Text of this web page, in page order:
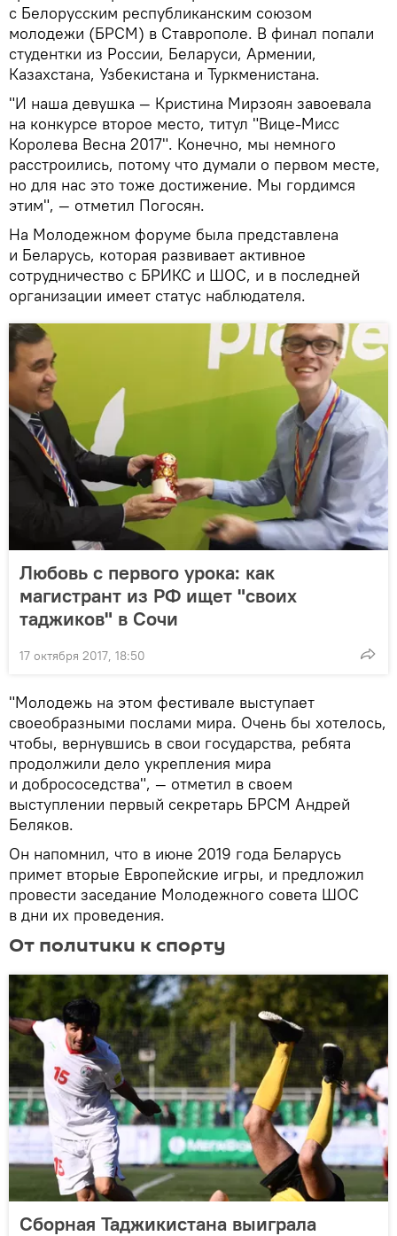
с Белорусским республиканским союзом
молодежи (БРСМ) в Ставрополе. В финал попали
студентки из России, Беларуси, Армении,
Казахстана, Узбекистана и Туркменистана.
"И наша девушка — Кристина Мирзоян завоевала
на конкурсе второе место, титул "Вице-Мисс
Королева Весна 2017". Конечно, мы немного
расстроились, потому что думали о первом месте,
но для нас это тоже достижение. Мы гордимся
этим", — отметил Погосян.
На Молодежном форуме была представлена
и Беларусь, которая развивает активное
сотрудничество с БРИКС и ШОС, и в последней
организации имеет статус наблюдателя.
Любовь с первого урока: как
магистрант из РФ ищет "своих
таджиков" в Сочи
17 октября 2017, 18:50
"Молодежь на этом фестивале выступает
своеобразными послами мира. Очень бы хотелось,
чтобы, вернувшись в свои государства, ребята
продолжили дело укрепления мира
и добрососедства", — отметил в своем
выступлении первый секретарь БРСМ Андрей
Беляков.
Он напомнил, что в июне 2019 года Беларусь
примет вторые Европейские игры, и предложил
провести заседание Молодежного совета ШОС
в дни их проведения.
От политики к спорту
Сборная Таджикистана выиграла